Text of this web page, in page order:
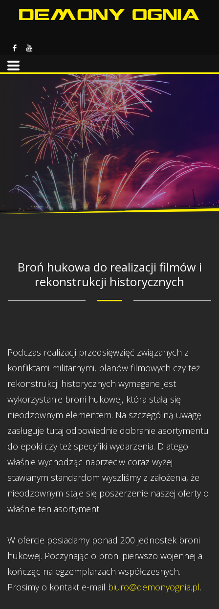
Broń hukowa do realizacji filmów i
rekonstrukcji historycznych
Podczas realizacji przedsięwzięć związanych z
konfliktami militarnymi, planów filmowych czy też
rekonstrukcji historycznych wymagane jest
wykorzystanie broni hukowej, która stałą się
nieodzownym elementem. Na szczególną uwagę
zasługuje tutaj odpowiednie dobranie asortymentu
do epoki czy też specyfiki wydarzenia. Dlatego
właśnie wychodząc naprzeciw coraz wyżej
stawianym standardom wyszliśmy z założenia, że
nieodzownym staje się poszerzenie naszej oferty o
właśnie ten asortyment.
W ofercie posiadamy ponad 200 jednostek broni
hukowej. Poczynając o broni pierwszo wojennej a
kończąc na egzemplarzach współczesnych.
Prosimy o kontakt e-mail biuro@demonyognia.pl.